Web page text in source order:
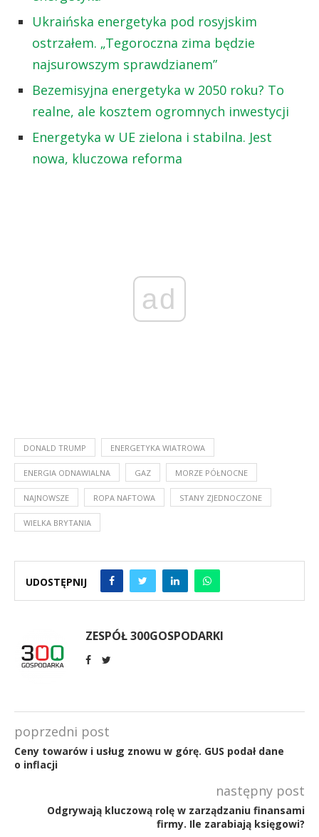
Ukraińska energetyka pod rosyjskim
ostrzałem. „Tegoroczna zima będzie
najsurowszym sprawdzianem”
Bezemisyjna energetyka w 2050 roku? To
realne, ale kosztem ogromnych inwestycji
Energetyka w UE zielona i stabilna. Jest
nowa, kluczowa reforma
ad
DONALD TRUMP ENERGETYKA WIATROWA
ENERGIA ODNAWIALNA GAZ MORZE PÓŁNOCNE
NAJNOWSZE ROPA NAFTOWA STANY ZJEDNOCZONE
WIELKA BRYTANIA
UDOSTĘPNIJ
ZESPÓŁ 300GOSPODARKI
poprzedni post
Ceny towarów i usług znowu w górę. GUS podał dane
o inflacji
następny post
Odgrywają kluczową rolę w zarządzaniu finansami
firmy. Ile zarabiają księgowi?